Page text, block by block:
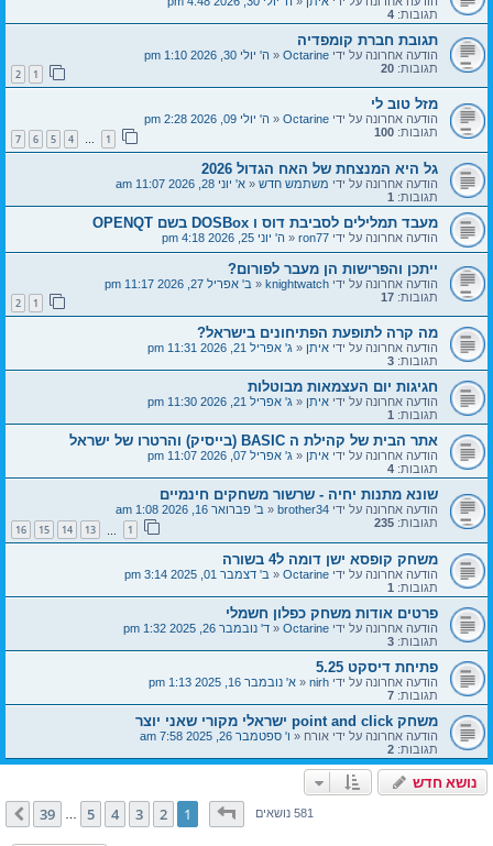
תגובות: 4
תגובת חברת קומפדיה
הודעה אחרונה על ידי Octarine
«ה' יולי 30, 2026 1:10 pm
תגובות: 20
2
מזל טוב לי
הודעה אחרונה על ידי Octarine
«ה' יולי 09, 2026 2:28 pm
תגובות: 100
…
4
5
6
7
גל היא המנצחת של האח הגדול 2026
הודעה אחרונה על ידי משתמש חדש«א' יוני 28, 2026 11:07 am
תגובות: 1
מעבד תמלילים לסביבת דוס ו DOSBox בשם OPENQT
הודעה אחרונה על ידי ron77
«ה' יוני 25, 2026 4:18 pm
ייתכן והפרישות הן מעבר לפורום?
הודעה אחרונה על ידי knightwatch
«ב' אפריל 27, 2026 11:17 pm
תגובות: 17
2
מה קרה לתופעת הפתיחונים בישראל?
הודעה אחרונה על ידי איתן«ג' אפריל 21, 2026 11:31 pm
תגובות: 3
חגיגות יום העצמאות מבוטלות
הודעה אחרונה על ידי איתן«ג' אפריל 21, 2026 11:30 pm
תגובות: 1
אתר הבית של קהילת ה BASIC (בייסיק) והרטרו של ישראל
הודעה אחרונה על ידי איתן«ג' אפריל 07, 2026 11:07 pm
תגובות: 4
שונא מתנות יחיה - שרשור משחקים חינמיים
הודעה אחרונה על ידי brother34
«ב' פברואר 16, 2026 1:08 am
תגובות: 235
13
14
15
16
משחק קופסא ישן דומה ל4 בשורה
הודעה אחרונה על ידי Octarine
«ב' דצמבר 01, 2025 3:14 pm
תגובות: 1
פרטים אודות משחק כפלון חשמלי
הודעה אחרונה על ידי Octarine
«ד' נובמבר 26, 2025 1:32 pm
תגובות: 3
פתיחת דיסקט 5.25
הודעה אחרונה על ידי nirh
«א' נובמבר 16, 2025 1:13 pm
תגובות: 7
משחק point and click ישראלי מקורי שאני יוצר
הודעה אחרונה על ידי אורח«ו' ספטמבר 26, 2025 7:58 am
תגובות: 2
נושא חדש
581 נושאיםדף1מתוך39
1
2
3
4
5
39 הבא